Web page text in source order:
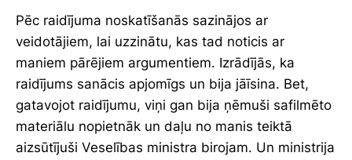
Pēc raidījuma noskatīšanās sazinājos ar
veidotājiem, lai uzzinātu, kas tad noticis ar
maniem pārējiem argumentiem. Izrādījās, ka
raidījums sanācis apjomīgs un bija jāīsina. Bet,
gatavojot raidījumu, viņi gan bija ņēmuši safilmēto
materiālu nopietnāk un daļu no manis teiktā
aizsūtījuši Veselības ministra birojam. Un ministrija